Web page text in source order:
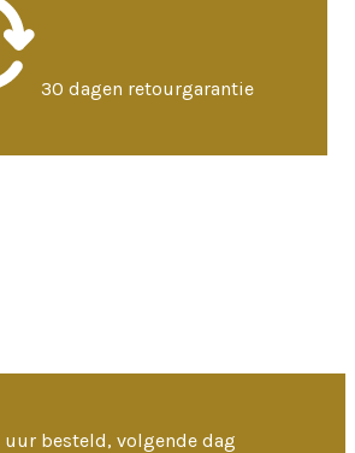
30 dagen retourgarantie
uur besteld, volgende dag